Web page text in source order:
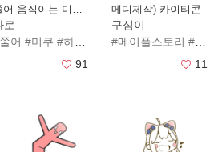
쭐어 움직이는 미쿠콘
로
어 #미쿠 #하츠네미쿠
91
메디제작) 카이티콘
구심이
#메이플스토리 #메이플
11